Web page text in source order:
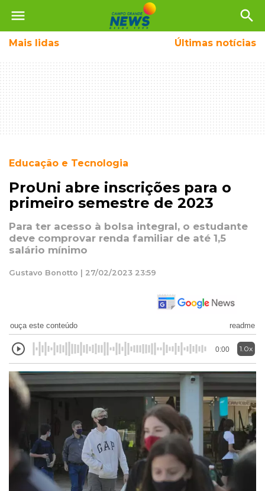
menu search
Mais lidas Últimas notícias
Educação e Tecnologia
ProUni abre inscrições para o
primeiro semestre de 2023
Para ter acesso à bolsa integral, o estudante
deve comprovar renda familiar de até 1,5
salário mínimo
Gustavo Bonotto | 27/02/2023 23:59
ouça este conteúdo readme
0:00 1.0x